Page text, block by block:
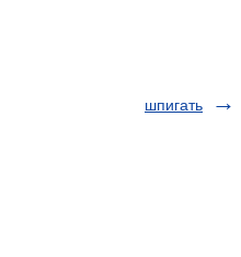
шпигать